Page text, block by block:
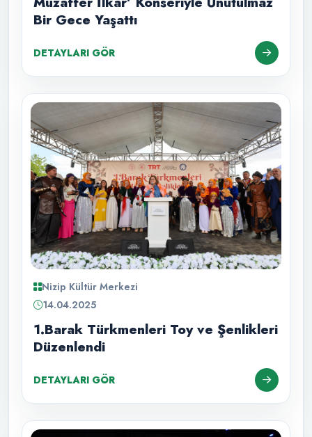
Bir Gece Yaşattı
DETAYLARI GÖR
Nizip Kültür Merkezi
14.04.2025
1.Barak Türkmenleri Toy ve Şenlikleri
Düzenlendi
DETAYLARI GÖR